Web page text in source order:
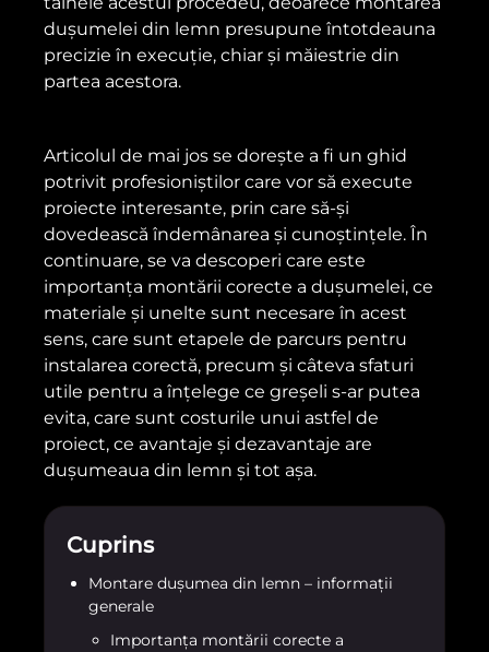
dușumelei din lemn presupune întotdeauna
precizie în execuție, chiar și măiestrie din
partea acestora.
Articolul de mai jos se dorește a fi un ghid
potrivit profesioniștilor care vor să execute
proiecte interesante, prin care să-și
dovedească îndemânarea și cunoștințele. În
continuare, se va descoperi care este
importanța montării corecte a dușumelei, ce
materiale și unelte sunt necesare în acest
sens, care sunt etapele de parcurs pentru
instalarea corectă, precum și câteva sfaturi
utile pentru a înțelege ce greșeli s-ar putea
evita, care sunt costurile unui astfel de
proiect, ce avantaje și dezavantaje are
dușumeaua din lemn și tot așa.
Cuprins
Montare dușumea din lemn – informații
generale
Importanța montării corecte a